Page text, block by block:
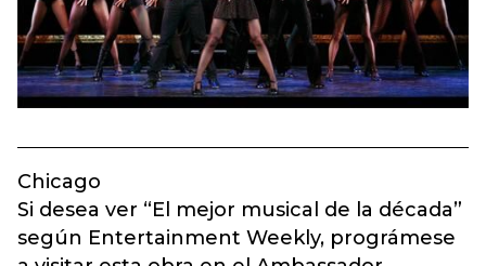
Chicago
Si desea ver “El mejor musical de la década”
según Entertainment Weekly, prográmese